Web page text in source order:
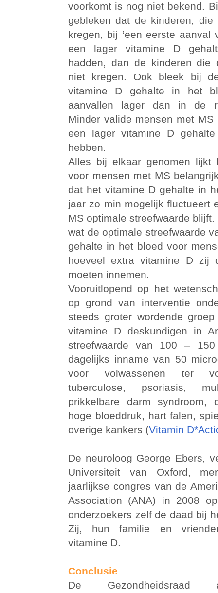
voorkomt is nog niet bekend.
gebleken dat de kinderen, die
kregen, bij ‘een eerste aanval
een lager vitamine D
hadden, dan de kinderen die
niet kregen. Ook bleek bij
vitamine D gehalte in het
aanvallen lager dan in de
Minder valide mensen met MS
een lager vitamine D
hebben.
Alles bij elkaar genomen lijkt
voor mensen met MS
dat het vitamine D gehalte in
jaar zo min mogelijk fluctueert
MS optimale streefwaarde
wat de optimale streefwaarde
gehalte in het bloed voor
hoeveel extra vitamine D zij
moeten innemen.
Vooruitlopend op het
op grond van interventie
steeds groter wordende groep
vitamine D deskundigen in
streefwaarde van 100 –
dagelijks inname van 50
voor volwassenen ter
tuberculose, psoriasis,
prikkelbare darm syndroom,
hoge bloeddruk, hart falen,
overige kankers (Vitamin
De neuroloog George Ebers,
Universiteit van Oxford,
jaarlijkse congres van de
Association (ANA) in 2008
onderzoekers zelf de daad bij
Zij, hun familie en
vitamine D.
Conclusie
De Gezondheidsraad